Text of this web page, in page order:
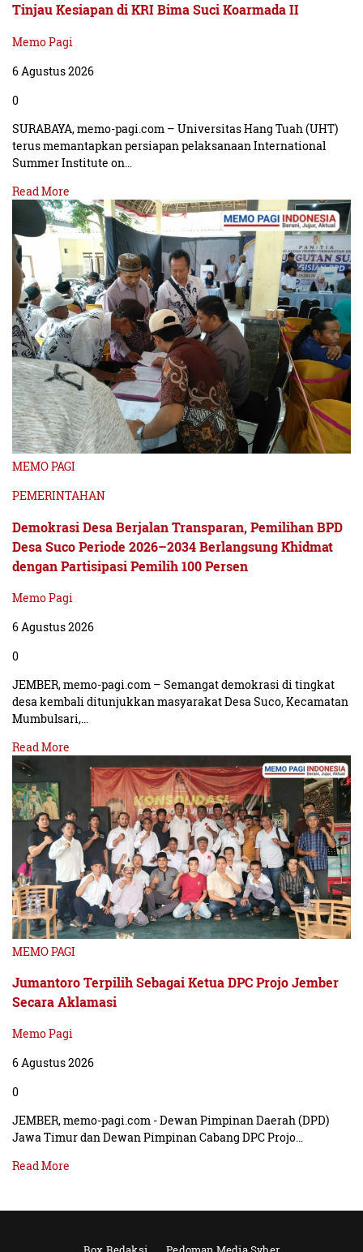
Tinjau Kesiapan di KRI Bima Suci Koarmada II
Memo Pagi
6 Agustus 2026
0
SURABAYA, memo-pagi.com – Universitas Hang Tuah (UHT)
terus memantapkan persiapan pelaksanaan International
Summer Institute on…
Read More
MEMO PAGI
PEMERINTAHAN
Demokrasi Desa Berjalan Transparan, Pemilihan BPD
Desa Suco Periode 2026–2034 Berlangsung Khidmat
dengan Partisipasi Pemilih 100 Persen
Memo Pagi
6 Agustus 2026
0
JEMBER, memo-pagi.com – Semangat demokrasi di tingkat
desa kembali ditunjukkan masyarakat Desa Suco, Kecamatan
Mumbulsari,…
Read More
MEMO PAGI
Jumantoro Terpilih Sebagai Ketua DPC Projo Jember
Secara Aklamasi
Memo Pagi
6 Agustus 2026
0
JEMBER, memo-pagi.com - Dewan Pimpinan Daerah (DPD)
Jawa Timur dan Dewan Pimpinan Cabang DPC Projo…
Read More